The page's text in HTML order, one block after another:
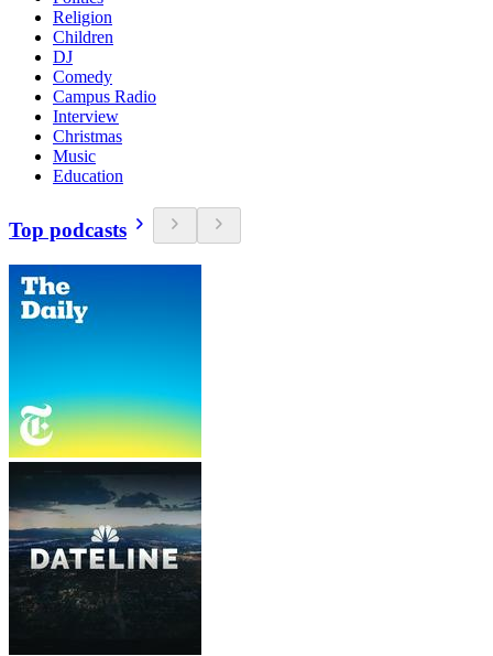
Religion
Children
DJ
Comedy
Campus Radio
Interview
Christmas
Music
Education
Top podcasts